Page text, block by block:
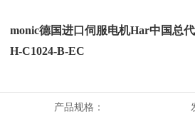
monic德国进口伺服电机Har中国总
H-C1024-B-EC
产品规格：